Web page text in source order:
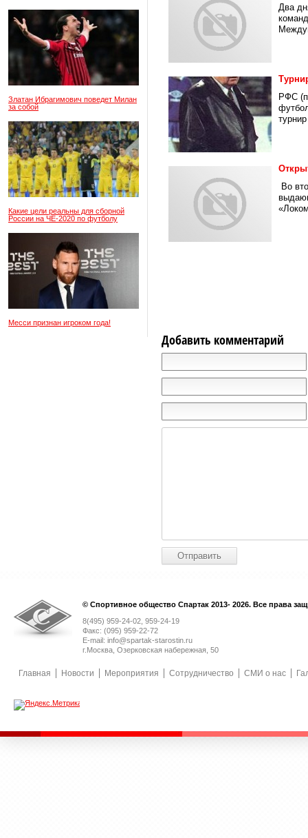
Златан Ибрагимович поведет Милан
за собой
Какие цели реальны для сборной
России на ЧЕ-2020 по футболу
Месси признан игроком года!
Два
РФС
Во
Добавить комментарий
© Спортивное общество Спартак 2013- 2026. Все права
8(495) 959-24-02, 959-24-19
Факс: (095) 959-22-72
E-mail: info@spartak-starostin.ru
г.Москва, Озерковская набережная, 50
Главная Новости Мероприятия Сотрудничество СМИ о нас